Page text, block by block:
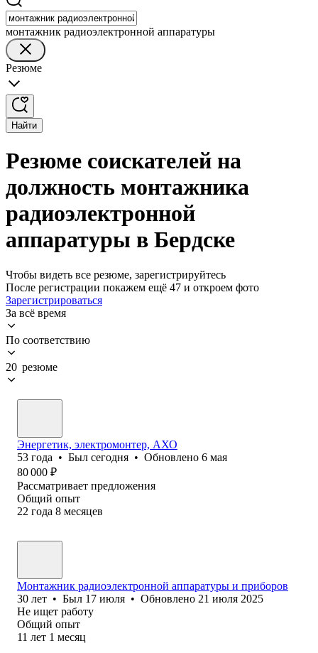
монтажник радиоэлектронной аппаратуры
Резюме
Найти
Резюме соискателей на
должность монтажника
радиоэлектронной
аппаратуры в Бердске
Чтобы видеть все резюме, зарегистрируйтесь
После регистрации покажем ещё 47 и откроем фото
Зарегистрироваться
За всё время
По соответствию
20 резюме
Энергетик, электромонтер, АХО
53 года • Был сегодня • Обновлено 6 мая
80 000 ₽
Рассматривает предложения
Общий опыт
22 года 8 месяцев
Монтажник радиоэлектронной аппаратуры и приборов
30 лет • Был 17 июля • Обновлено 21 июля 2025
Не ищет работу
Общий опыт
11 лет 1 месяц